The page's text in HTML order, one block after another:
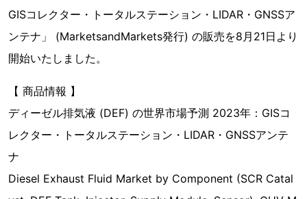
GISコレクター・トータルステーション・LIDAR・GNSSア
ンテナ」 (MarketsandMarkets発行) の販売を8月21日より
開始いたしました。
【 商品情報 】
ディーゼル排気液 (DEF) の世界市場予測 2023年：GISコ
レクター・トータルステーション・LIDAR・GNSSアンテ
ナ
Diesel Exhaust Fluid Market by Component (SCR Catal